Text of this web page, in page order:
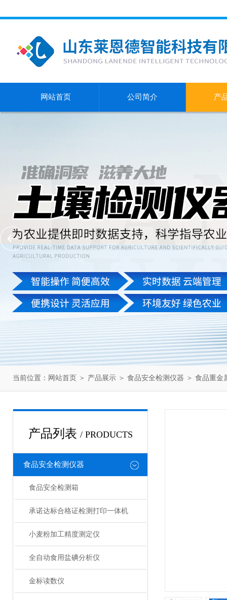
网站首页 公司简介 产
当前位置： 网站首页 ＞ 产品展示 ＞ 食品安全检测仪器 ＞ 食品重金
产品列表 / PRODUCTS
食品安全检测仪器
食品安全检测箱
承诺达标合格证检测打印一体机
小麦粉加工精度测定仪
全自动食用盐碘分析仪
金标读数仪